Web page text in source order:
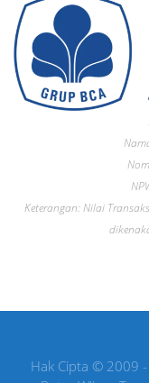
Keterangan: Nilai
Hak Cipta © 2009